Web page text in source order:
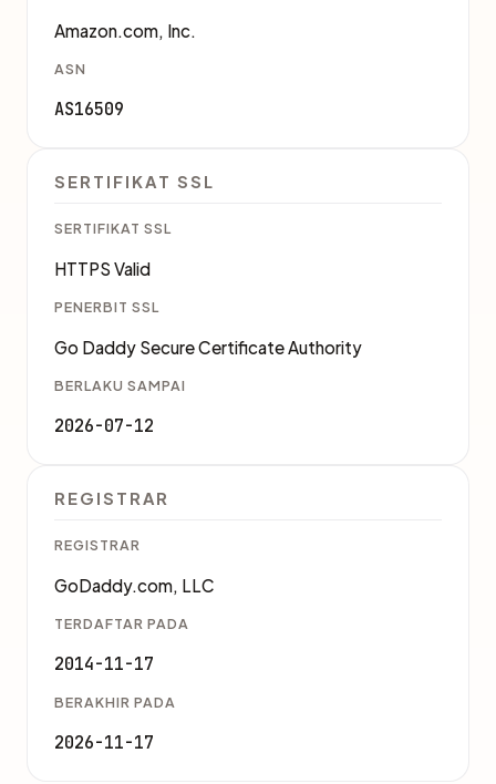
Amazon.com, Inc.
ASN
AS16509
SERTIFIKAT SSL
SERTIFIKAT SSL
HTTPS Valid
PENERBIT SSL
Go Daddy Secure Certificate Authority
BERLAKU SAMPAI
2026-07-12
REGISTRAR
REGISTRAR
GoDaddy.com, LLC
TERDAFTAR PADA
2014-11-17
BERAKHIR PADA
2026-11-17